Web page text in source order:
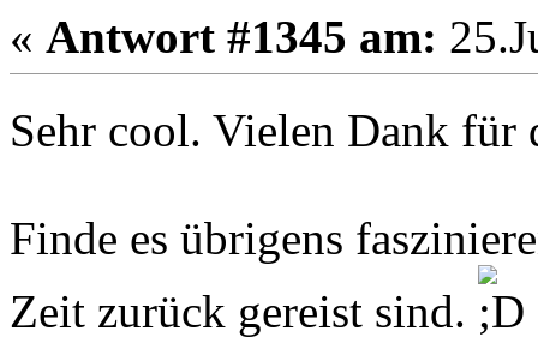
« Antwort #1345 am:
Sehr cool. Vielen Dank
Finde es übrigens
Zeit zurück gereist sind.